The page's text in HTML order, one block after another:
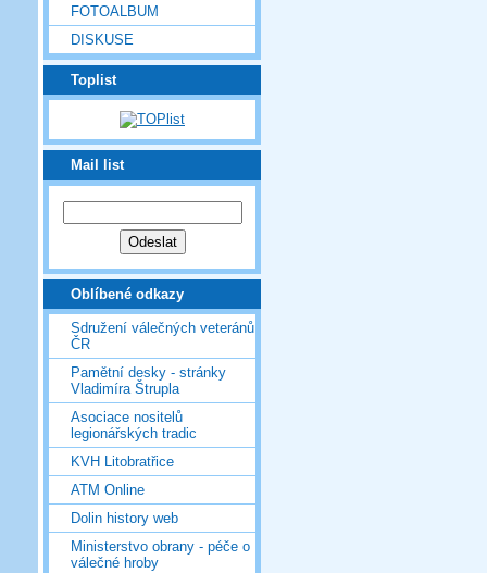
FOTOALBUM
DISKUSE
Toplist
Mail list
Oblíbené odkazy
Sdružení válečných veteránů
ČR
Pamětní desky - stránky
Vladimíra Štrupla
Asociace nositelů
legionářských tradic
KVH Litobratřice
ATM Online
Dolin history web
Ministerstvo obrany - péče o
válečné hroby